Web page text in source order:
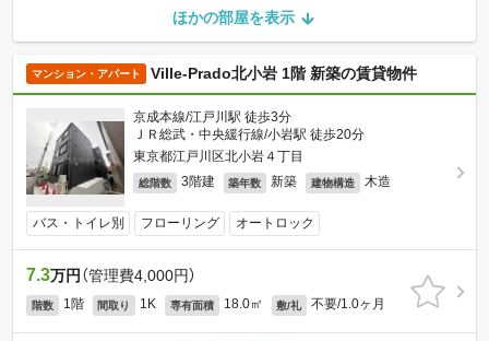
ほかの部屋を表示
マンション・アパート Ville-Prado北小岩 1階 新築の賃貸物件
京成本線/江戸川駅 徒歩3分
ＪＲ総武・中央緩行線/小岩駅 徒歩20分
東京都江戸川区北小岩４丁目
総階数 3階建 築年数 新築 建物構造 木造
バス・トイレ別 フローリング オートロック
7.3万円 （管理費4,000円）
階数 1階 間取り 1K 専有面積 18.0㎡ 敷/礼 不要/1.0ヶ月